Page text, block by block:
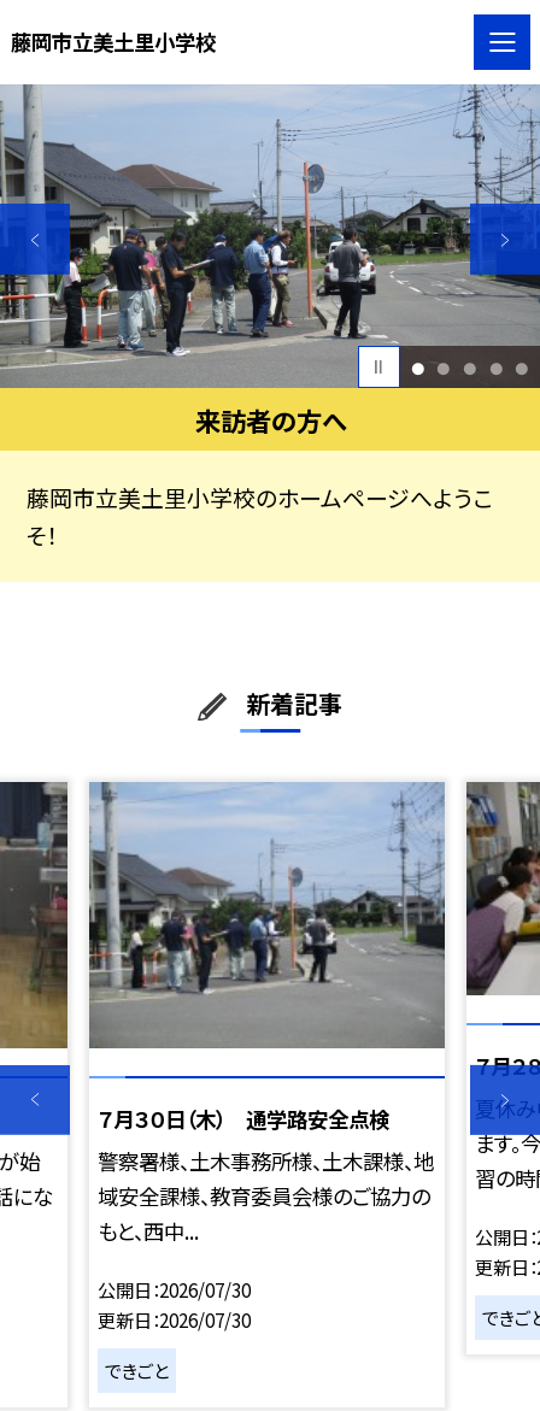
藤岡市立美土里小学校
1 2 3 4 5
来訪者の方へ
藤岡市立美土里小学校のホームページへようこ
そ！
新着記事
始
にな
７月３０日（木） 通学路安全点検
警察署様、土木事務所様、土木課様、地
域安全課様、教育委員会様のご協力の
もと、西中...
公開日 2026/07/30
更新日 2026/07/30
できごと
７月２
夏休み
ます。
習の
公開日
更新日
できご